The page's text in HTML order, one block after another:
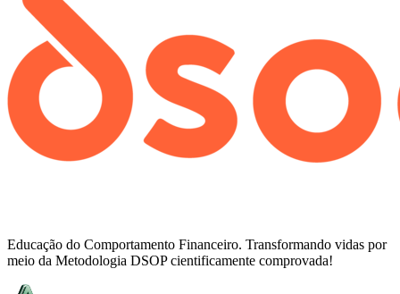
Educação do Comportamento Financeiro. Transformando vidas por
meio da Metodologia DSOP cientificamente comprovada!